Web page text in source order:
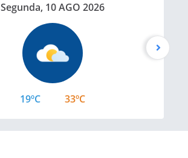
Segunda, 10 AGO 2026
19ºC 33ºC